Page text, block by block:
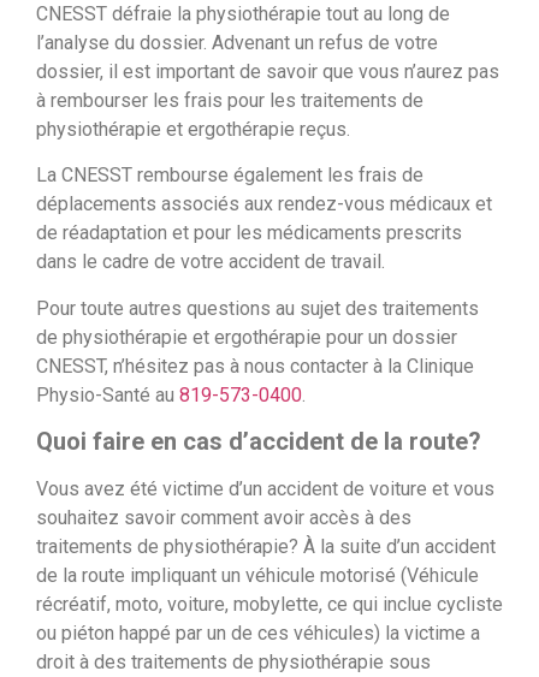
CNESST défraie la physiothérapie tout au long de
l’analyse du dossier. Advenant un refus de votre
dossier, il est important de savoir que vous n’aurez pas
à rembourser les frais pour les traitements de
physiothérapie et ergothérapie reçus.
La CNESST rembourse également les frais de
déplacements associés aux rendez-vous médicaux et
de réadaptation et pour les médicaments prescrits
dans le cadre de votre accident de travail.
Pour toute autres questions au sujet des traitements
de physiothérapie et ergothérapie pour un dossier
CNESST, n’hésitez pas à nous contacter à la Clinique
Physio-Santé au 819-573-0400
Quoi faire en cas d’accident de la route?
Vous avez été victime d’un accident de voiture et vous
souhaitez savoir comment avoir accès à des
traitements de physiothérapie? À la suite d’un accident
de la route impliquant un véhicule motorisé (Véhicule
récréatif, moto, voiture, mobylette, ce qui inclue cycliste
ou piéton happé par un de ces véhicules) la victime a
droit à des traitements de physiothérapie sous